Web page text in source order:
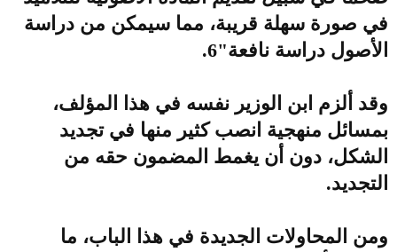
في صورة سهلة قريبة، مما سيمكن من دراسة
الأصول دراسة نافعة"6.
وقد ألزم ابن الوزير نفسه في هذا المؤلف،
بمسائل منهجية انصب كثير منها في تجديد
الشكل، دون أن يغمط المضمون حقه من
التجديد.
ومن المحاولات الجديدة في هذا الباب، ما